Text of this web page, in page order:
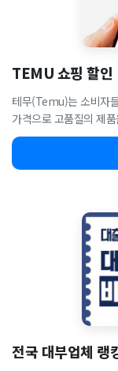
TEMU 쇼핑 할인
테무(Temu)는 소비자
가격으로 고품질의 제
전국 대부업체 랭